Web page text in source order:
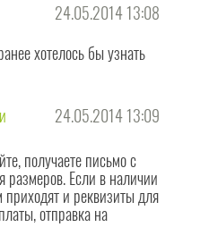
24.05.2014 13:08
хотелось бы узнать
24.05.2014 13:09
получаете письмо с
размеров. Если в наличии
приходят и реквизиты для
отправка на